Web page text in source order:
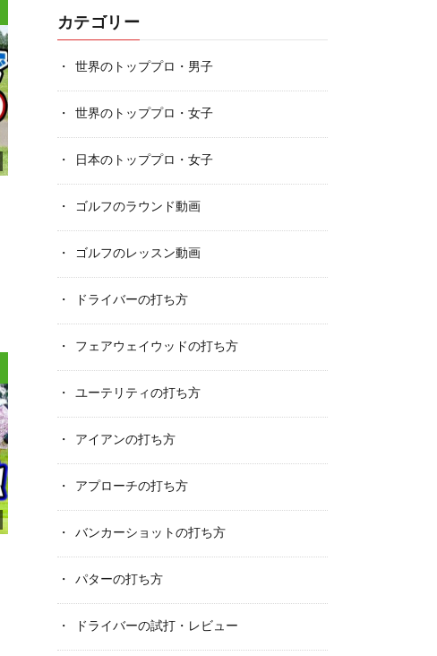
カテゴリー
世界のトッププロ・男子
世界のトッププロ・女子
日本のトッププロ・女子
ゴルフのラウンド動画
ゴルフのレッスン動画
ドライバーの打ち方
フェアウェイウッドの打ち方
ユーテリティの打ち方
アイアンの打ち方
アプローチの打ち方
バンカーショットの打ち方
パターの打ち方
ドライバーの試打・レビュー